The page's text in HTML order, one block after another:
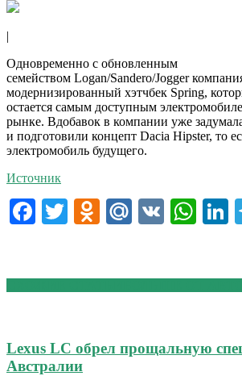
|
Одновременно с обновленным
семейством Logan/Sandero/Jogger
модернизированный хэтчбек Spring,
остается самым доступным
рынке. Вдобавок в компании уже
и подготовили концепт Dacia Hipster, то
электромобиль будущего.
Источник
Facebook
Twitter Mail.Ru
VK
Lexus LC обрел прощальную
Австралии